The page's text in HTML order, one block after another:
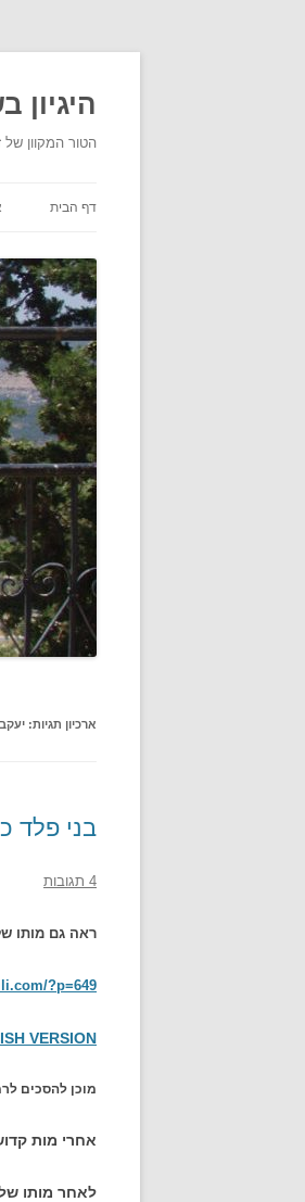
היגיון
הטור המקוון של
דף הבית
ארכיון תגיות:
בני פלד
4 תגובות
ראה גם מותו
?p=649
VERSION
מוכן להסכים
אחרי מות
לאחר מותו של